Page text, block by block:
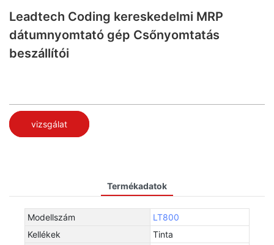
Leadtech Coding kereskedelmi MRP
dátumnyomtató gép Csőnyomtatás
beszállítói
vizsgálat
Termékadatok
Modellszám
LT800
Kellékek
Tinta